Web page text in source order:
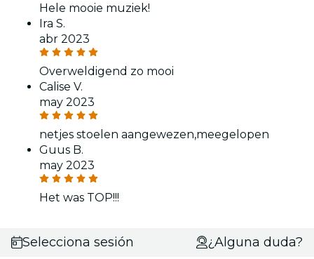
Hele mooie muziek!
Ira S.
abr 2023
Overweldigend zo mooi
Calise V.
may 2023
netjes stoelen aangewezen,meegelopen
Guus B.
may 2023
Het was TOP!!!
Selecciona sesión ¿Alguna duda?